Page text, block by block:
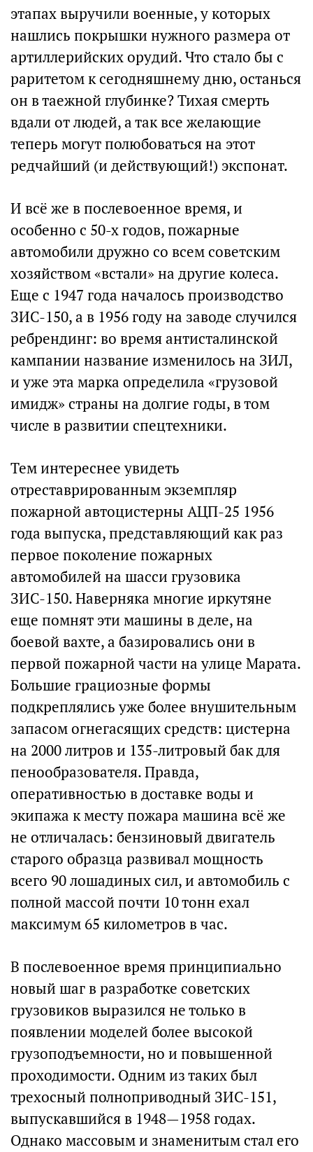
этапах выручили военные, у которых
нашлись покрышки нужного размера от
артиллерийских орудий. Что стало бы с
раритетом к сегодняшнему дню, останься
он в таежной глубинке? Тихая смерть
вдали от людей, а так все желающие
теперь могут полюбоваться на этот
редчайший (и действующий!) экспонат.
И всё же в послевоенное время, и
особенно с 50-х годов, пожарные
автомобили дружно со всем советским
хозяйством «встали» на другие колеса.
Еще с 1947 года началось производство
ЗИС-150, а в 1956 году на заводе случился
ребрендинг: во время антисталинской
кампании название изменилось на ЗИЛ,
и уже эта марка определила «грузовой
имидж» страны на долгие годы, в том
числе в развитии спецтехники.
Тем интереснее увидеть
отреставрированным экземпляр
пожарной автоцистерны АЦП-25 1956
года выпуска, представляющий как раз
первое поколение пожарных
автомобилей на шасси грузовика
ЗИС-150. Наверняка многие иркутяне
еще помнят эти машины в деле, на
боевой вахте, а базировались они в
первой пожарной части на улице Марата.
Большие грациозные формы
подкреплялись уже более внушительным
запасом огнегасящих средств: цистерна
на 2000 литров и 135-литровый бак для
пенообразователя. Правда,
оперативностью в доставке воды и
экипажа к месту пожара машина всё же
не отличалась: бензиновый двигатель
старого образца развивал мощность
всего 90 лошадиных сил, и автомобиль с
полной массой почти 10 тонн ехал
максимум 65 километров в час.
В послевоенное время принципиально
новый шаг в разработке советских
грузовиков выразился не только в
появлении моделей более высокой
грузоподъемности, но и повышенной
проходимости. Одним из таких был
трехосный полноприводный ЗИС-151,
выпускавшийся в 1948—1958 годах.
Однако массовым и знаменитым стал его